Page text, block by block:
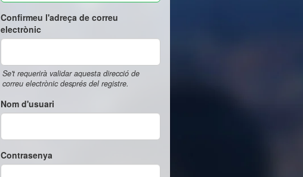
Confirmeu l'adreça de correu
electrònic
Se't requerirà validar aquesta direcció de
correu electrònic després del registre.
Nom d'usuari
Contrasenya